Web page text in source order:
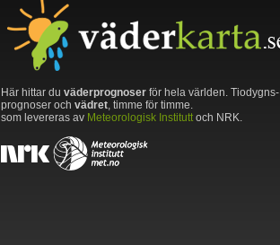
Här hittar du väderprognoser för hela världen. Tiodygns-
prognoser och vädret, timme för timme.
som levereras av Meteorologisk Instituttoch NRK.